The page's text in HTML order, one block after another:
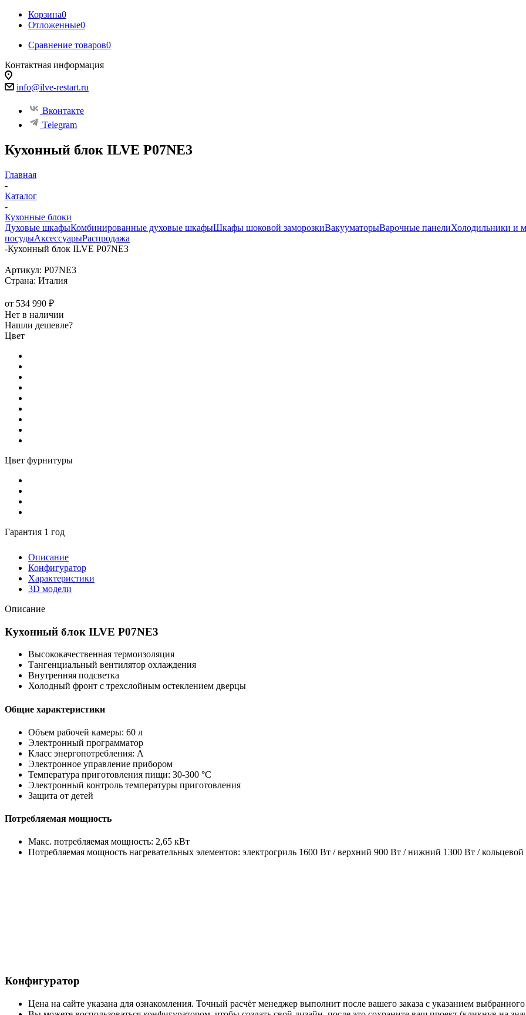
Корзина0
Отложенные0
Сравнение товаров0
Контактная информация
info@ilve-restart.ru
Вконтакте
Telegram
Кухонный блок ILVE P07NE3
Главная
-
Каталог
-
Кухонные блоки
Духовые шкафыКомбинированные духовые шкафыШкафы шоковой заморозкиВакууматорыВарочные панелиХолодильники и
посудыАксессуарыРаспродажа
-Кухонный блок ILVE P07NE3
Артикул: P07NE3
Страна: Италия
от 534 990 ₽
Нет в наличии
Нашли дешевле?
Цвет
Цвет фурнитуры
Гарантия 1 год
Описание
Конфигуратор
Характеристики
3D модели
Описание
Кухонный блок ILVE P07NE3
Высококачественная термоизоляция
Тангенциальный вентилятор охлаждения
Внутренняя подсветка
Холодный фронт с трехслойным остеклением дверцы
Общие характеристики
Объем рабочей камеры: 60 л
Электронный программатор
Класс энергопотребления: A
Электронное управление прибором
Температура приготовления пищи: 30-300 °C
Электронный контроль температуры приготовления
Защита от детей
Потребляемая мощность
Макс. потребляемая мощность: 2,65 кВт
Потребляемая мощность нагревательных элементов: электрогриль 1600 Вт / верхний 900 Вт / нижний 1300 Вт /
Конфигуратор
Цена на сайте указана для ознакомления. Точный расчёт менеджер выполнит после вашего заказа с указанием